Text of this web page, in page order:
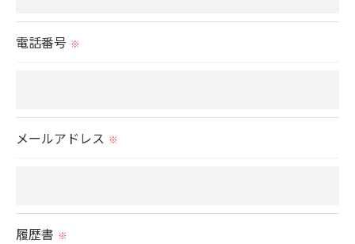
＜個人情報の開示･訂正・削除･利用停止の手続につ
用停止の手続を定めさせて頂いております。
ご本人である事を確認のうえ、対応させて頂きま
きにつきましては、お電話でお問合せ下さい。
電話番号 ※
メールアドレス ※
履歴書 ※